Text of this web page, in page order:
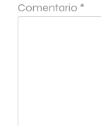
Comentario *